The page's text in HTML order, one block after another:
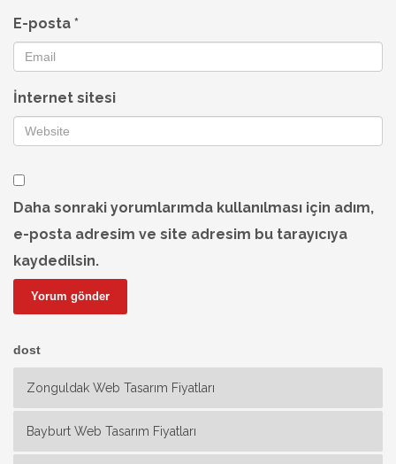
E-posta *
İnternet sitesi
Daha sonraki yorumlarımda kullanılması için adım,
e-posta adresim ve site adresim bu tarayıcıya
kaydedilsin.
dost
Zonguldak Web Tasarım Fiyatları
Bayburt Web Tasarım Fiyatları